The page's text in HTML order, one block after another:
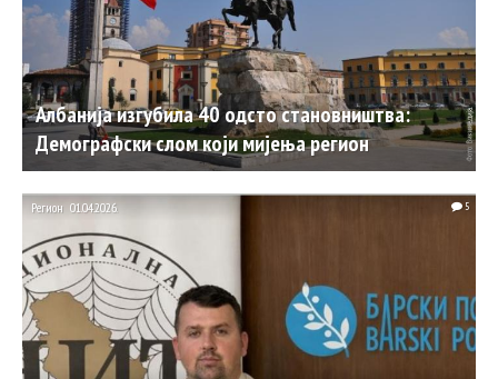
Албанија изгубила 40 одсто становништва:
Демографски слом који мијења регион
Регион 01.04.2026. 5